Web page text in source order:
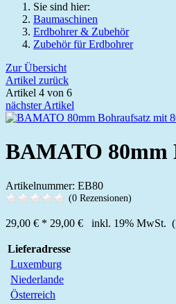
Sie sind hier:
Baumaschinen
Erdbohrer & Zubehör
Zubehör für Erdbohrer
Zur Übersicht
Artikel zurück
Artikel 4 von 6
nächster Artikel
BAMATO 80mm
Artikelnummer: EB80
(0 Rezensionen)
29,00 € * 29,00 € inkl. 19% MwSt. (
Lieferadresse
Luxemburg
Niederlande
Österreich